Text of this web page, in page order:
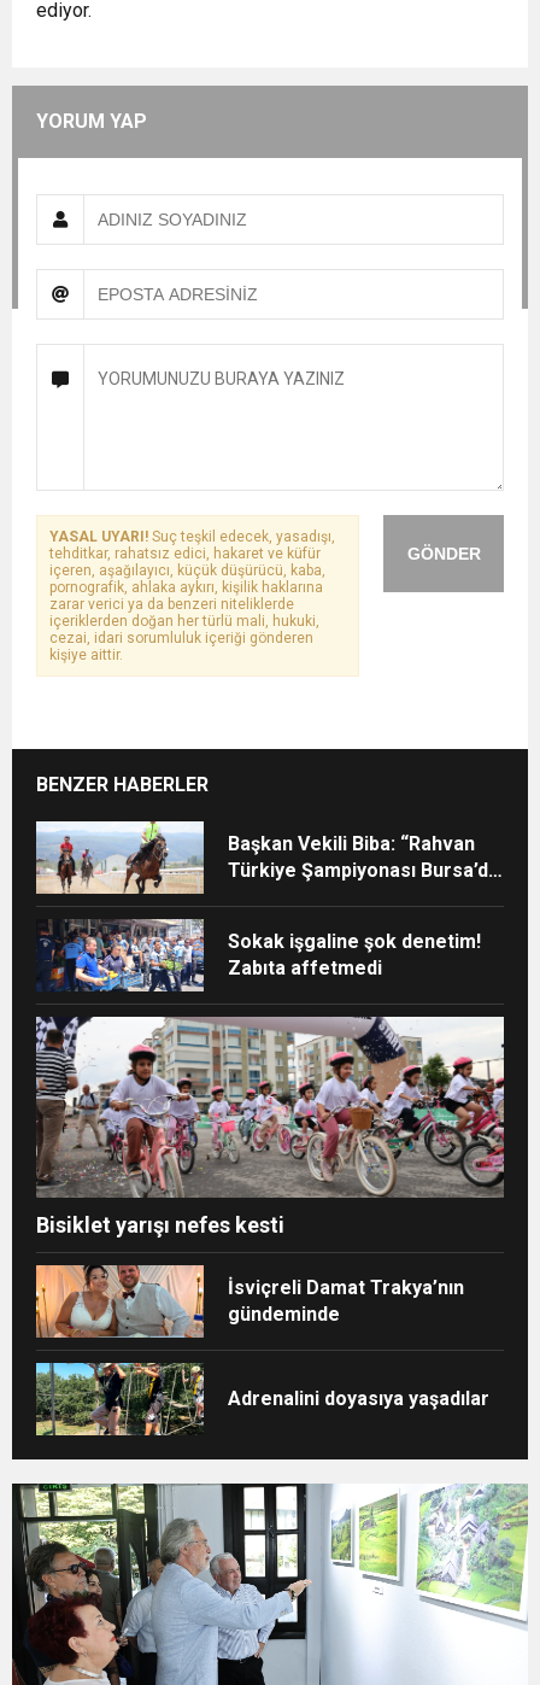
ediyor.
YORUM YAP
GÖNDER
YASAL UYARI! Suç teşkil edecek, yasadışı,
tehditkar, rahatsız edici, hakaret ve küfür
içeren, aşağılayıcı, küçük düşürücü, kaba,
pornografik, ahlaka aykırı, kişilik haklarına
zarar verici ya da benzeri niteliklerde
içeriklerden doğan her türlü mali, hukuki,
cezai, idari sorumluluk içeriği gönderen
kişiye aittir.
BENZER HABERLER
Başkan Vekili Biba: “Rahvan
Türkiye Şampiyonası Bursa’da
Sokak işgaline şok denetim!
Zabıta affetmedi
Bisiklet yarışı nefes kesti
İsviçreli Damat Trakya’nın
gündeminde
Adrenalini doyasıya yaşadılar